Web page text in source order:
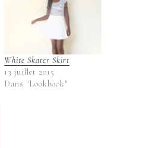
White Skater Skirt
13 juillet 2015
Dans "Lookbook"